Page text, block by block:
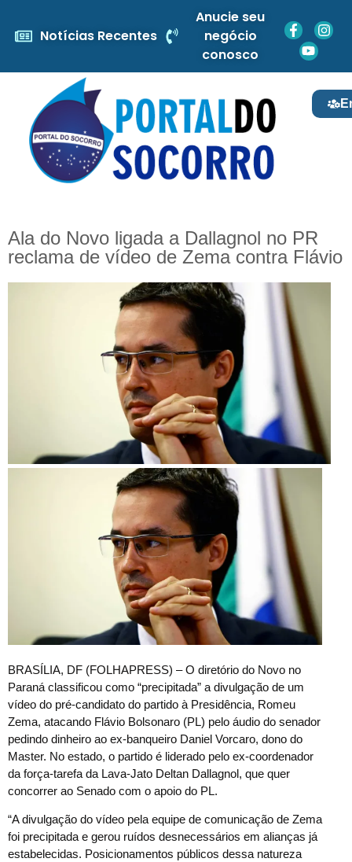
Notícias Recentes
Anucie seu
negócio
conosco
Ala do Novo ligada a Dallagnol no PR
reclama de vídeo de Zema contra Flávio
BRASÍLIA, DF (FOLHAPRESS) – O diretório do Novo no
Paraná classificou como “precipitada” a divulgação de um
vídeo do pré-candidato do partido à Presidência, Romeu
Zema, atacando Flávio Bolsonaro (PL) pelo áudio do senador
pedindo dinheiro ao ex-banqueiro Daniel Vorcaro, dono do
Master. No estado, o partido é liderado pelo ex-coordenador
da força-tarefa da Lava-Jato Deltan Dallagnol, que quer
concorrer ao Senado com o apoio do PL.
“A divulgação do vídeo pela equipe de comunicação de Zema
foi precipitada e gerou ruídos desnecessários em alianças já
estabelecidas. Posicionamentos públicos dessa natureza